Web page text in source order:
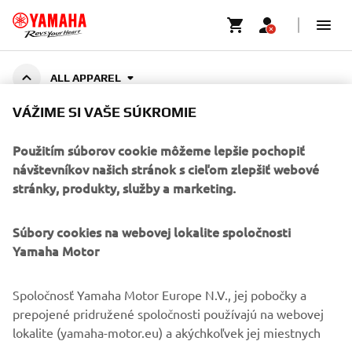
ALL APPAREL
ALL APPAREL
VIAC YAMAHA
VÁŽIME SI VAŠE SÚKROMIE
Použitím súborov cookie môžeme lepšie pochopiť
návštevníkov našich stránok s cieľom zlepšiť webové
stránky, produkty, služby a marketing.
Súbory cookies na webovej lokalite spoločnosti
Yamaha Motor
Spoločnosť Yamaha Motor Europe N.V., jej pobočky a
prepojené pridružené spoločnosti používajú na webovej
lokalite (yamaha-motor.eu) a akýchkoľvek jej miestnych